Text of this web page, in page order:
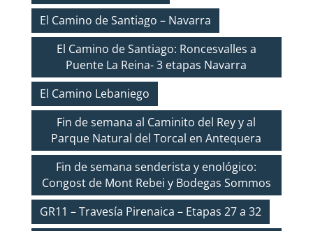
El Camino de Santiago – Navarra
El Camino de Santiago: Roncesvalles a
Puente La Reina- 3 etapas Navarra
El Camino Lebaniego
Fin de semana al Caminito del Rey y al
Parque Natural del Torcal en Antequera
Fin de semana senderista y enológico:
Congost de Mont Rebei y Bodegas Sommos
GR11 – Travesía Pirenaica – Etapas 27 a 32